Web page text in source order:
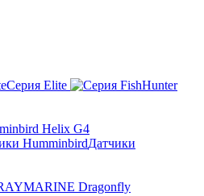
Серия Elite
Helix G4
Датчики